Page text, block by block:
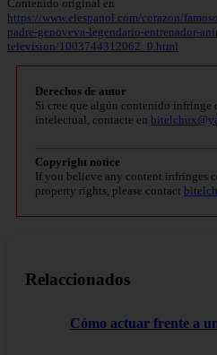
Contenido original en
https://www.elespanol.com/corazon/
padre-genoveva-legendario-entrenador-
television/1003744312062_0.html
Derechos de autor
Si cree que algún contenido infringe
intelectual, contacte en
Copyright notice
If you believe any content infringes
property rights, please contact
Relaccionados
Cómo actuar frente a